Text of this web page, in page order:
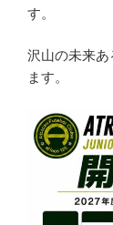
す。
沢山の未来あ
ます。